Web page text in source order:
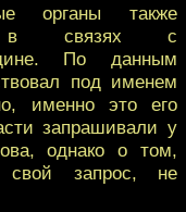
органы также
в связях с
По данным
под именем
именно это его
запрашивали у
однако о том,
запрос, не